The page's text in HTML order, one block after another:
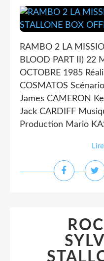
RAMBO 2 LA
BLOOD PART II) 22
OCTOBRE 1985
COSMATOS
James CAMERON
Jack CARDIFF
Production Mario